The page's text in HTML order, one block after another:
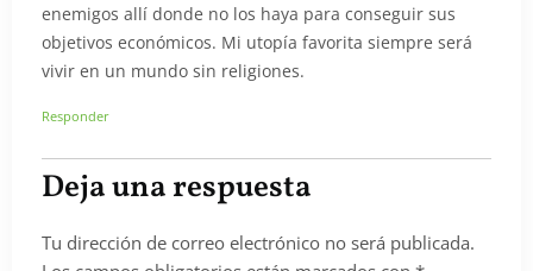
enemigos allí donde no los haya para conseguir sus
objetivos económicos. Mi utopía favorita siempre será
vivir en un mundo sin religiones.
Responder
Deja una respuesta
Tu dirección de correo electrónico no será publicada.